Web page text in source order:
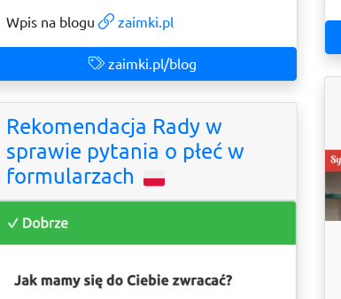
Wpis na blogu zaimki.pl
zaimki.pl/blog
Rekomendacja Rady w
sprawie pytania o płeć w
formularzach